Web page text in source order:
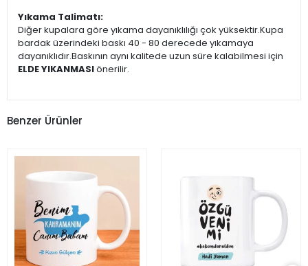
Yıkama Talimatı:
Diğer kupalara göre yıkama dayanıklılığı çok yüksektir.Kupa
bardak üzerindeki baskı 40 - 80 derecede yıkamaya
dayanıklıdır.Baskının aynı kalitede uzun süre kalabilmesi için
ELDE YIKANMASIönerilir.
Benzer Ürünler